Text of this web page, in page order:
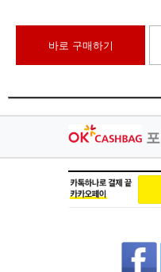
바로 구매하기